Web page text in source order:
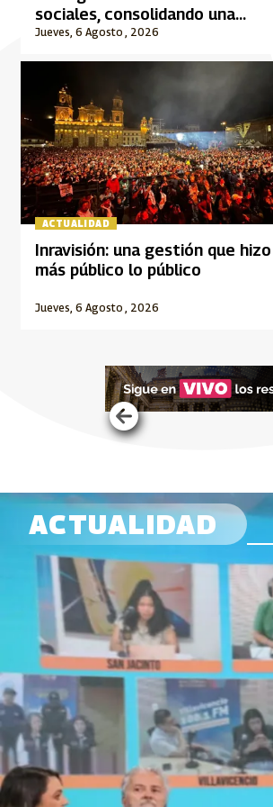
Jueves, 6 Agosto , 2026
sociales, consolidando una
audiencia informada a través del
ACTUALIDAD
Jueves, 6 Agosto , 2026
Inravisión: una gestión que hizo
más público lo público
ACTUALIDAD